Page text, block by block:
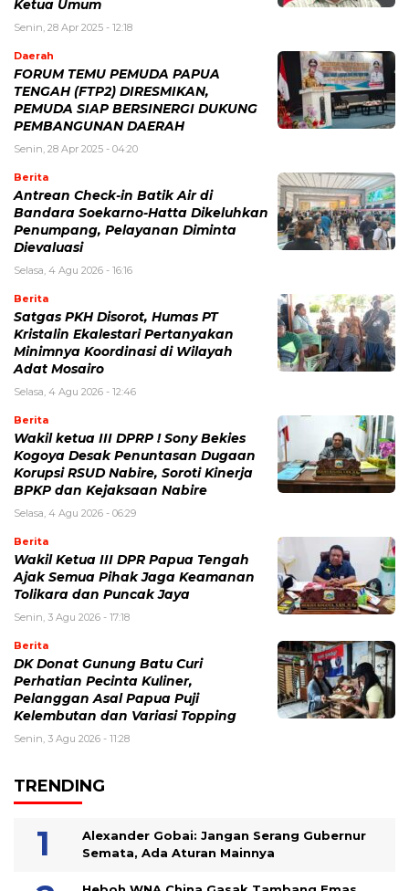
Ketua Umum
Senin, 28 Apr 2025 - 12:18
Daerah
FORUM TEMU PEMUDA PAPUA
TENGAH (FTP2) DIRESMIKAN,
PEMUDA SIAP BERSINERGI DUKUNG
PEMBANGUNAN DAERAH
Senin, 28 Apr 2025 - 04:20
Berita
Antrean Check-in Batik Air di
Bandara Soekarno-Hatta Dikeluhkan
Penumpang, Pelayanan Diminta
Dievaluasi
Selasa, 4 Agu 2026 - 16:16
Berita
Satgas PKH Disorot, Humas PT
Kristalin Ekalestari Pertanyakan
Minimnya Koordinasi di Wilayah
Adat Mosairo
Selasa, 4 Agu 2026 - 12:46
Berita
Wakil ketua III DPRP ! Sony Bekies
Kogoya Desak Penuntasan Dugaan
Korupsi RSUD Nabire, Soroti Kinerja
BPKP dan Kejaksaan Nabire
Selasa, 4 Agu 2026 - 06:29
Berita
Wakil Ketua III DPR Papua Tengah
Ajak Semua Pihak Jaga Keamanan
Tolikara dan Puncak Jaya
Senin, 3 Agu 2026 - 17:18
Berita
DK Donat Gunung Batu Curi
Perhatian Pecinta Kuliner,
Pelanggan Asal Papua Puji
Kelembutan dan Variasi Topping
Senin, 3 Agu 2026 - 11:28
TRENDING
Alexander Gobai: Jangan Serang Gubernur
Semata, Ada Aturan Mainnya